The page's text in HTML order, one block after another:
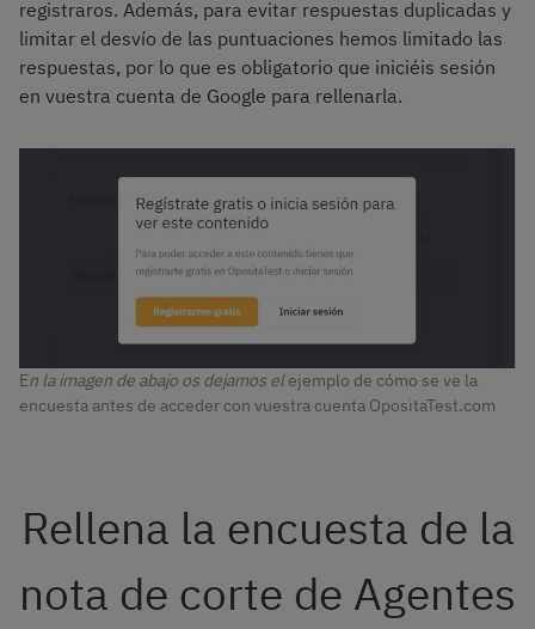
registraros. Además, para evitar respuestas duplicadas y
limitar el desvío de las puntuaciones hemos limitado las
respuestas, por lo que es obligatorio que iniciéis sesión
en vuestra cuenta de Google para rellenarla.
En la imagen de abajo os dejamos elejemplo de cómo se ve la
encuesta antes de acceder con vuestra cuenta OpositaTest.com
Rellena la encuesta de la
nota de corte de Agentes